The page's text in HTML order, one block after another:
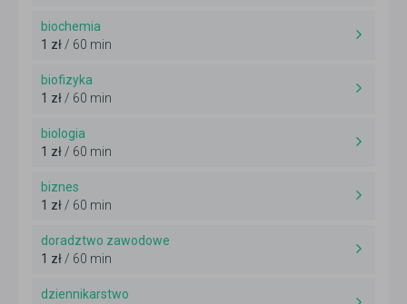
biochemia
1 zł/ 60 min
biofizyka
1 zł/ 60 min
biologia
1 zł/ 60 min
biznes
1 zł/ 60 min
doradztwo zawodowe
1 zł/ 60 min
dziennikarstwo